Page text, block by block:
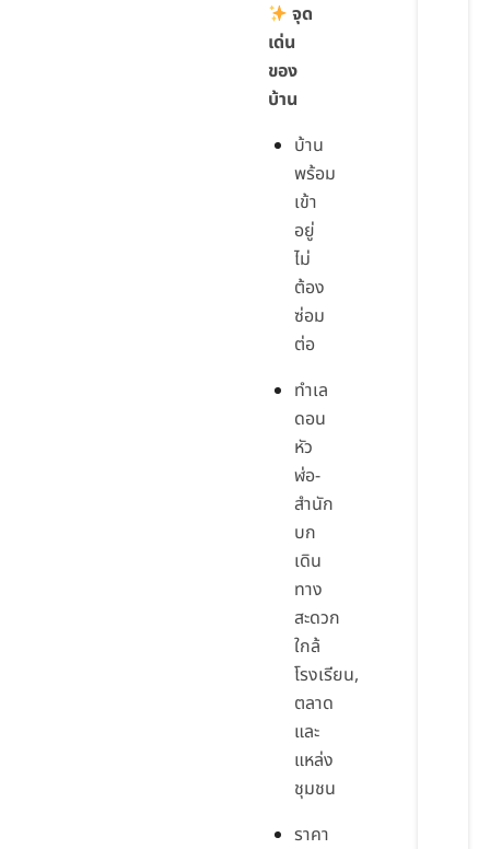
จุด
เด่น
ของ
บ้าน
บ้าน
พร้อม
เข้า
อยู่
ไม่
ต้อง
ซ่อม
ต่อ
ทำเล
ดอน
หัว
ฬ่อ-
สำนัก
บก
เดิน
ทาง
สะดวก
ใกล้
โรงเรียน,
ตลาด
และ
แหล่ง
ชุมชน
ราคา